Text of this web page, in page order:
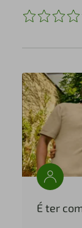
É ter